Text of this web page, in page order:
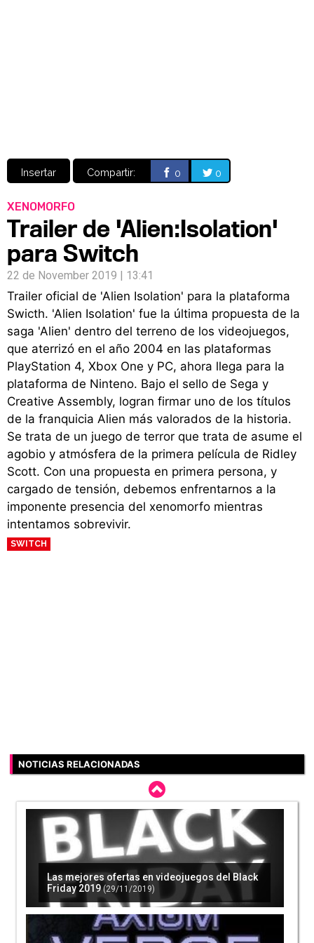
Insertar Compartir: 0 0
XENOMORFO
Trailer de 'Alien:Isolation'
para Switch
22 de November 2019 | 13:41
Trailer oficial de 'Alien Isolation' para la plataforma
Swicth. 'Alien Isolation' fue la última propuesta de la
saga 'Alien' dentro del terreno de los videojuegos,
que aterrizó en el año 2004 en las plataformas
PlayStation 4, Xbox One y PC, ahora llega para la
plataforma de Ninteno. Bajo el sello de Sega y
Creative Assembly, logran firmar uno de los títulos
de la franquicia Alien más valorados de la historia.
Se trata de un juego de terror que trata de asume el
agobio y atmósfera de la primera película de Ridley
Scott. Con una propuesta en primera persona, y
cargado de tensión, debemos enfrentarnos a la
imponente presencia del xenomorfo mientras
intentamos sobrevivir.
SWITCH
NOTICIAS RELACIONADAS
Las mejores ofertas en videojuegos del Black
Friday 2019 (29/11/2019)